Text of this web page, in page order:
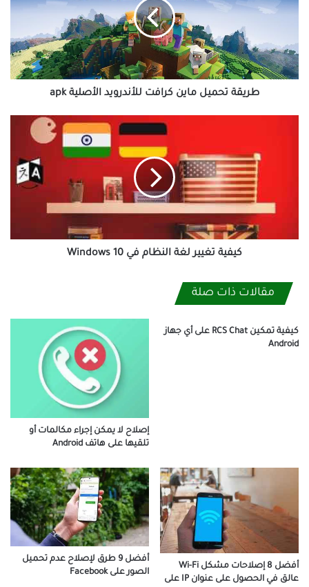
كرافت
apk
طريقة تحميل ماين كرافت للأندرويد الأصلية apk
كيفية تغيير لغة النظام في Windows 10
مقالات ذات صلة
إصلاح لا يمكن إجراء مكالمات أو
تلقيها على هاتف Android
كيفية تمكين RCS Chat على أي جهاز
Android
أفضل 9 طرق لإصلاح عدم تحميل
الصور على Facebook
أفضل 8 إصلاحات مشكل Wi-Fi
عالق في الحصول على عنوان IP على